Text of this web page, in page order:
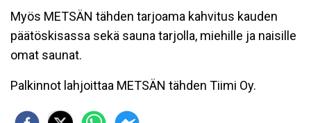
Myös METSÄN tähden tarjoama kahvitus kauden
päätöskisassa sekä sauna tarjolla, miehille ja naisille
omat saunat.
Palkinnot lahjoittaa METSÄN tähden Tiimi Oy.